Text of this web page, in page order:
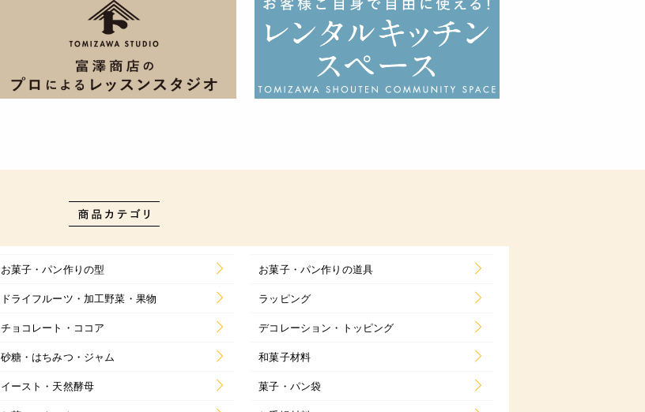
お菓子・パン作りの型
お菓子・パン作りの道具
ドライフルーツ・加工野菜・果物
ラッピング
チョコレート・ココア
デコレーション・トッピング
砂糖・はちみつ・ジャム
和菓子材料
イースト・天然酵母
菓子・パン袋